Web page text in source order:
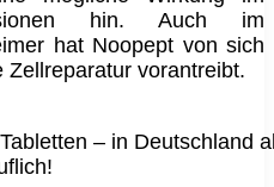
hin. Auch im
hat Noopept von sich
Zellreparatur vorantreibt.
– in Deutschland